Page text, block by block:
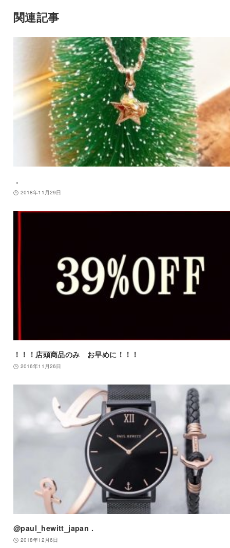
関連記事
．
2018年11月29日
！！！店頭商品のみ お早めに！！！
2016年11月26日
@paul_hewitt_japan .
2018年12月6日